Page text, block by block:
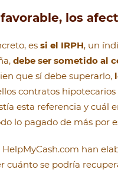
los
es si el IRPH, un
debe ser sometido al
que sí debe superarlo,
contratos
esta referencia y cuál
lo pagado de más por
han
cuánto se podría